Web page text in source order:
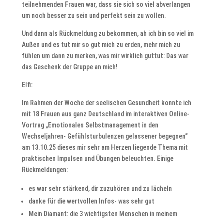
teilnehmenden Frauen war, dass sie sich so viel abverlangen
um noch besser zu sein und perfekt sein zu wollen.
Und dann als Rückmeldung zu bekommen, ah ich bin so viel im
Außen und es tut mir so gut mich zu erden, mehr mich zu
fühlen um dann zu merken, was mir wirklich guttut: Das war
das Geschenk der Gruppe an mich!
Elfi:
Im Rahmen der Woche der seelischen Gesundheit konnte ich
mit 18 Frauen aus ganz Deutschland im interaktiven Online-
Vortrag „Emotionales Selbstmanagement in den
Wechseljahren- Gefühlsturbulenzen gelassener begegnen“
am 13.10.25 dieses mir sehr am Herzen liegende Thema mit
praktischen Impulsen und Übungen beleuchten. Einige
Rückmeldungen:
es war sehr stärkend, dir zuzuhören und zu lächeln
danke für die wertvollen Infos- was sehr gut
Mein Diamant: die 3 wichtigsten Menschen in meinem